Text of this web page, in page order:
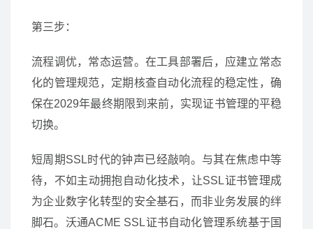
第三步：
流程调优，常态运营。在工具部署后，应建立常态
化的管理规范，定期核查自动化流程的稳定性，确
保在2029年最终期限到来前，实现证书管理的平稳
切换。
短周期SSL时代的钟声已经敲响。与其在焦虑中等
待，不如主动拥抱自动化技术，让SSL证书管理成
为企业数字化转型的安全基石，而非业务发展的绊
脚石。沃通ACME SSL证书自动化管理系统基于国